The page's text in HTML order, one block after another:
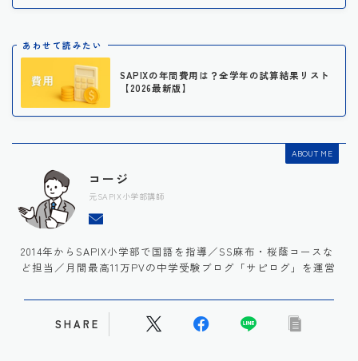
あわせて読みたい
SAPIXの年間費用は？全学年の試算結果リスト
【2026最新版】
ABOUT ME
コージ
元SAPIX小学部講師
2014年からSAPIX小学部で国語を指導／SS麻布・桜蔭コースな
ど担当／月間最高11万PVの中学受験ブログ「サピログ」を運営
SHARE